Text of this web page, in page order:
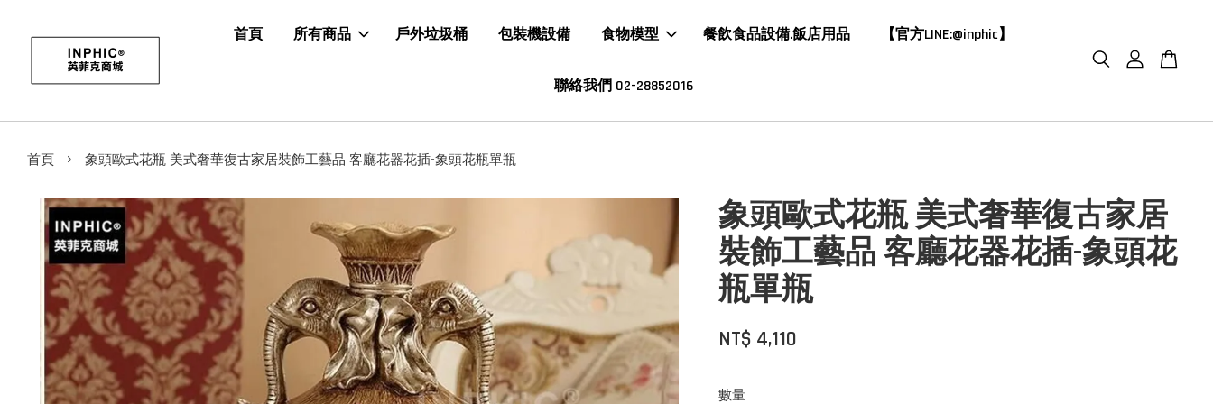
首頁 所有商品 戶外垃圾桶 包裝機設備 食物模型 餐飲食品設備.飯店用品 【官方LINE:@inphic】
聯絡我們 02-28852016
首頁 › 象頭歐式花瓶 美式奢華復古家居裝飾工藝品 客廳花器花插-象頭花瓶單瓶
象頭歐式花瓶 美式奢華復古家居
裝飾工藝品 客廳花器花插-象頭花
瓶單瓶
NT$ 4,110
數量